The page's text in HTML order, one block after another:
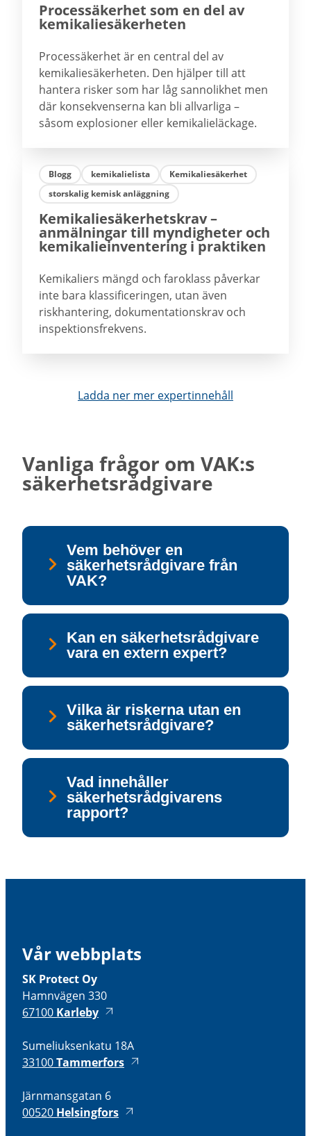
Processäkerhet som en del av
kemikaliesäkerheten
Processäkerhet är en central del av
kemikaliesäkerheten. Den hjälper till att
hantera risker som har låg sannolikhet men
där konsekvenserna kan bli allvarliga –
såsom explosioner eller kemikalieläckage.
Blogg kemikalielista
Kemikaliesäkerhet
storskalig kemisk anläggning
Kemikaliesäkerhetskrav –
anmälningar till myndigheter och
kemikalieinventering i praktiken
Kemikaliers mängd och faroklass påverkar
inte bara klassificeringen, utan även
riskhantering, dokumentationskrav och
inspektionsfrekvens.
Ladda ner mer expertinnehåll
Vanliga frågor om VAK:s
säkerhetsrådgivare
Vem behöver en
säkerhetsrådgivare från
VAK?
Kan en säkerhetsrådgivare
vara en extern expert?
Vilka är riskerna utan en
säkerhetsrådgivare?
Vad innehåller
säkerhetsrådgivarens
rapport?
Vår webbplats
SK Protect Oy
Hamnvägen 330
67100 Karleby
Sumeliuksenkatu 18A
33100Tammerfors
Järnmansgatan 6
00520 Helsingfors